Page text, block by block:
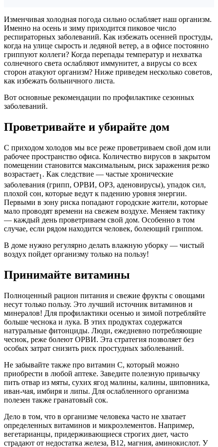
Изменчивая холодная погода сильно ослабляет наш организм.
Именно на осень и зиму приходится пиковое число
респираторных заболеваний. Как избежать осенней простуды,
когда на улице сырость и ледяной ветер, а в офисе постоянно
гриппуют коллеги? Когда перепады температур и нехватка
солнечного света ослабляют иммунитет, а вирусы со всех
сторон атакуют организм? Ниже приведем несколько советов,
как избежать больничного листа.
Вот основные рекомендации по профилактике сезонных
заболеваний.
Проветривайте и убирайте дом
С приходом холодов мы все реже проветриваем свой дом или
рабочее пространство офиса. Количество вирусов в закрытом
помещении становится максимальным, риск заражения резко
возрастает1. Как следствие — частые хронические
заболевания (грипп, ОРВИ, ОРЗ, аденовирусы), упадок сил,
плохой сон, которые ведут к падению уровня энергии.
Первыми в зону риска попадают городские жители, которые
мало проводят времени на свежем воздухе. Меняем тактику
— каждый день проветриваем свой дом. Особенно в том
случае, если рядом находится человек, болеющий гриппом.
В доме нужно регулярно делать влажную уборку — чистый
воздух пойдет организму только на пользу!
Принимайте витамины
Полноценный рацион питания и свежие фрукты с овощами
несут только пользу. Это лучший источник витаминов и
минералов! Для профилактики осенью и зимой потребляйте
больше чеснока и лука. В этих продуктах содержатся
натуральные фитонциды. Люди, ежедневно потребляющие
чеснок, реже болеют ОРВИ. Эта стратегия позволяет без
особых затрат снизить риск простудных заболеваний.
Не забывайте также про витамин С, который можно
приобрести в любой аптеке. Заведите полезную привычку
пить отвар из мяты, сухих ягод малины, калины, шиповника,
иван-чая, имбиря и липы. Для ослабленного организма
полезен также гранатовый сок.
Дело в том, что в организме человека часто не хватает
определенных витаминов и микроэлементов. Например,
вегетарианцы, придерживающиеся строгих диет, часто
страдают от недостатка железа, В12, магния, аминокислот. У